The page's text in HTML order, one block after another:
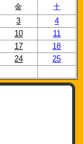
金
土
3
4
10
11
17
18
24
25